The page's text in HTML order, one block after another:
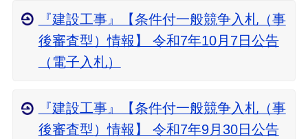
『建設工事』【条件付一般競争入札（事
後審査型）情報】 令和7年10月7日公告
（電子入札）
『建設工事』【条件付一般競争入札（事
後審査型）情報】 令和7年9月30日公告